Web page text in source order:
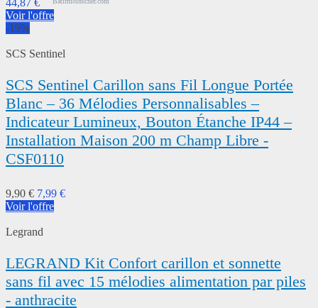
Voir l'offre
-19%
SCS Sentinel
SCS Sentinel Carillon sans Fil Longue Portée
Blanc – 36 Mélodies Personnalisables –
Indicateur Lumineux, Bouton Étanche IP44 –
Installation Maison 200 m Champ Libre -
CSF0110
9,90 € 7,99 €
Voir l'offre
Legrand
LEGRAND Kit Confort carillon et sonnette
sans fil avec 15 mélodies alimentation par piles
- anthracite